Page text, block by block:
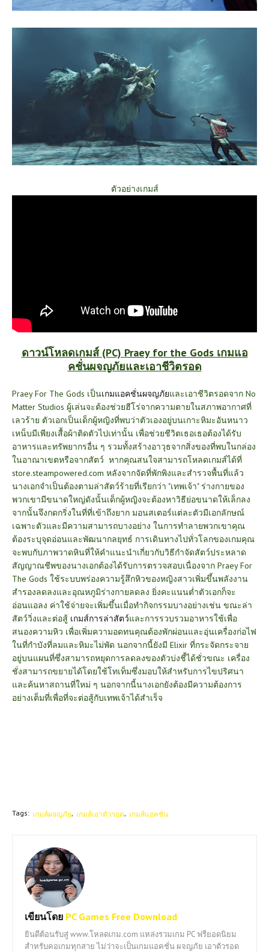
ตัวอย่างเกมส์
ดาวน์โหลดเกมส์ (PC) Praey for the Gods เกมแอ
คชั่นผจญภัยและเอาชีวิตรอด
Praey For The Gods เป็นเกมแอคชั่นผจญภัยและเอาชีวิตรอดจาก No
Matter Studios ผู้เล่นจะต้องช่วยฮีโร่จากความตายในสภาพอากาศที่
เลวร้าย ตัวเอกเป็นเด็กผู้หญิงที่พบว่าตัวเองอยู่บนเกาะหิมะอันหนาว
เหน็บมีเพียงเสื้อผ้าติดตัวไปเท่านั้น เพื่อช่วยชีวิตเธอเธอต้องได้รับ
อาหารและทรัพยากรอื่น ๆ รวมทั้งสร้างอาวุธจากสิ่งของที่พบในกล่อง
ในอาณาเขตหรือจากสัตว์ หากคุณสนใจสามารถโหลดเกมส์ได้ที่
store.steampowered.com หลังจากจัดที่พักพิงและสำรวจพื้นที่แล้ว
นางเอกจำเป็นต้องตามล่าสัตว์ร้ายที่เรียกว่า "เทพเจ้า" ร่างกายของ
พวกเขามีขนาดใหญ่ดังนั้นเด็กผู้หญิงจะต้องหาวิธีย่อขนาดให้เล็กลง
จากนั้นจึงกดกริ่งในที่ที่เข้าถึงยาก มอนสเตอร์แต่ละตัวมีเอกลักษณ์
เฉพาะตัวและมีความสามารถบางอย่าง ในการทำลายพวกเขาคุณ
ต้องระบุจุดอ่อนและพัฒนากลยุทธ์ การเดินทางไปทั่วโลกของเกมคุณ
จะพบกับภาพวาดหินที่ให้คำแนะนำเกี่ยวกับวิธีกำจัดสัตว์ประหลาด
สัญญาณชีพของนางเอกต้องได้รับการตรวจสอบเนื่องจาก Praey For
The Gods ใช้ระบบพร่องความรู้สึกหิวของหญิงสาวเพิ่มขึ้นพลังงาน
สำรองลดลงและอุณหภูมิร่างกายลดลง ยิ่งคะแนนต่ำตัวเอกก็จะ
อ่อนแอลง ค่าใช้จ่ายจะเพิ่มขึ้นเมื่อทำกิจกรรมบางอย่างเช่น ขณะล่า
สัตว์วิ่งและต่อสู้ เกมส์การล่าสัตว์และการรวบรวมอาหารใช้เพื่อ
สนองความหิว เพื่อเพิ่มความอดทนคุณต้องพักผ่อนและอุ่นเครื่องก่อไฟ
ในที่กำบังที่ลมและหิมะไม่พัด นอกจากนี้ยังมี Elixir ที่กระจัดกระจาย
อยู่บนแผนที่ซึ่งสามารถหยุดการลดลงของตัวบ่งชี้ได้ชั่วขณะ เครื่อง
ชั่งสามารถขยายได้โดยใช้โทเท็มซึ่งมอบให้สำหรับการไขปริศนา
และค้นหาสถานที่ใหม่ ๆ นอกจากนี้นางเอกยังต้องมีความต้องการ
อย่างเต็มที่เพื่อที่จะต่อสู้กับเทพเจ้าได้สำเร็จ
Tags: เกมส์ผจญภัย เกมส์เอาตัวรอด เกมส์แอคชั่น
เขียนโดย PC Games Free Download
ยินดีต้อนรับสู่ www.โหลดเกม.com แหล่งรวมเกม PC ฟรียอดนิยม
สำหรับคอเกมทุกสาย ไม่ว่าจะเป็นเกมแอคชั่น ผจญภัย เอาตัวรอด